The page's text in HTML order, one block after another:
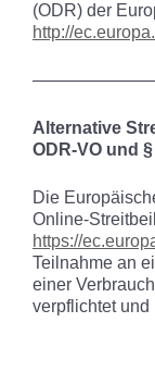
(ODR) der
http://
Alternative
ODR-VO und
Die
Online-
https://
Teilnahme an
einer
verpflichtet und